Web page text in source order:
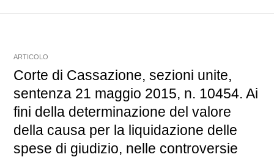
ARTICOLO
Corte di Cassazione, sezioni unite,
sentenza 21 maggio 2015, n. 10454. Ai
fini della determinazione del valore
della causa per la liquidazione delle
spese di giudizio, nelle controversie